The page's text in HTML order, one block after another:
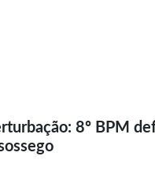
8º BPM